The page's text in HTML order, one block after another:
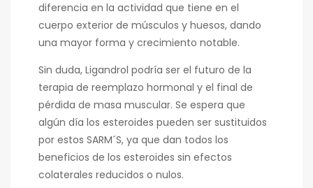
diferencia en la actividad que tiene en el
cuerpo exterior de músculos y huesos, dando
una mayor forma y crecimiento notable.
Sin duda, Ligandrol podría ser el futuro de la
terapia de reemplazo hormonal y el final de
pérdida de masa muscular. Se espera que
algún día los esteroides pueden ser sustituidos
por estos SARM´S, ya que dan todos los
beneficios de los esteroides sin efectos
colaterales reducidos o nulos.